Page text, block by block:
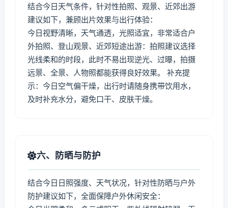
结合今日天气条件，针对性拍照、观景、近郊出游
建议如下，兼顾出片效果与出行体验：
今日视野清晰，天气通透，光照适宜，非常适合户
外拍照、登山观景、近郊短途出游：拍照建议选择
光线柔和的时段，此时不易出现逆光、过曝，拍摄
远景、全景、人物照都能获得良好效果。 补充提
示：今日空气偏干燥，出行时请随身携带饮用水，
及时补充水分，避免口干、皮肤干燥。
六、防晒与防护
结合今日日照强度、天气状况，针对性防晒与户外
防护建议如下，全面保障户外休闲安全：